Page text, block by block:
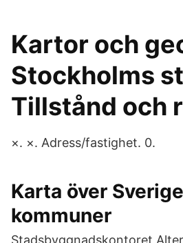
Kartor och
Stockholms
Tillstånd och
×. ×. Adress/fastighet. 0.
Karta över
kommuner
Stadsbyggnadskontoret